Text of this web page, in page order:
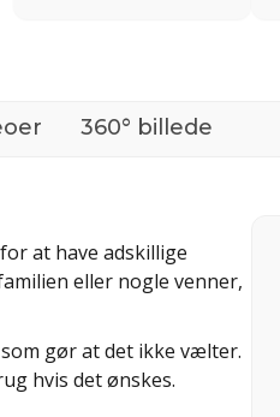
360° billede
at have adskillige
eller nogle venner,
gør at det ikke vælter.
hvis det ønskes.